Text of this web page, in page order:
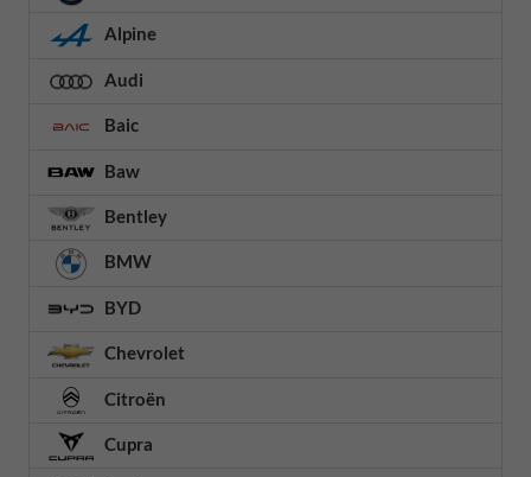
Alpine
Audi
Baic
Baw
Bentley
BMW
BYD
Chevrolet
Citroën
Cupra